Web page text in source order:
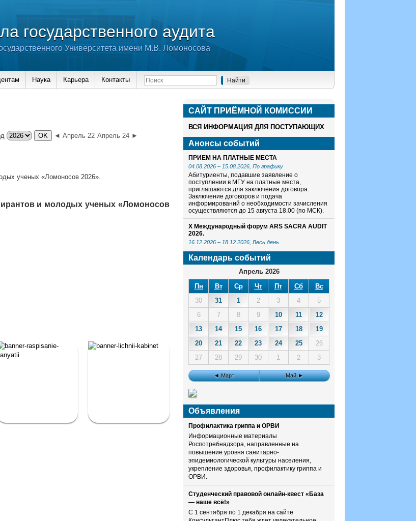
государственного аудита
Университета имени М.В. Ломоносова
Наука Карьера Контакты
◄ Апрель 22 Апрель 24 ►
ученых «Ломоносов 2026».
и молодых ученых «Ломоносов
САЙТ ПРИЁМНОЙ КОМИСCИИ
ВСЯ ИНФОРМАЦИЯ ДЛЯ ПОСТУПАЮЩИХ
Анонсы событий
ПРИЕМ НА ПЛАТНЫЕ МЕСТА
04.08.2026 – 15.08.2026 , По графику
Абитуриенты, подавшие заявление о
поступлении в МГУ на платные места,
приглашаются для заключения договора.
Заключение договоров и подача
информирований о необходимости зачисления
осуществляются до 15 августа 18.00 (по МСК).
X Международный форум ARS SACRA AUDIT
2026.
16.12.2026 – 18.12.2026 , Весь день
Календарь событий
Апрель 2026
Пн
Вт Ср Чт Пт Сб
Вс
30
31 1 2 3 4
5
6
7 8 9 10 11
12
13
14 15 16 17 18
19
20
21 22 23 24 25
26
27
28 29 30 1 2 3
◄ Март Май ►
Объявления
Профилактика гриппа и ОРВИ
Информационные материалы
Роспотребнадзора, направленные на
повышение уровня санитарно-
эпидемиологической культуры населения,
укрепление здоровья, профилактику гриппа и
ОРВИ.
Студенческий правовой онлайн-квест «База
— наше всё!»
С 1 сентября по 1 декабря на сайте